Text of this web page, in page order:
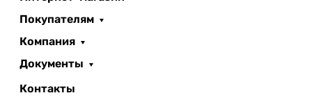
Покупателям
Компания
Документы
Контакты